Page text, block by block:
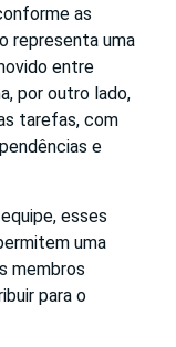
as
representa uma
entre
por outro lado,
tarefas, com
e
esses
uma
membros
para o